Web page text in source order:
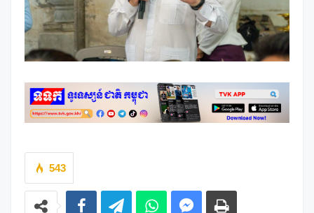
543